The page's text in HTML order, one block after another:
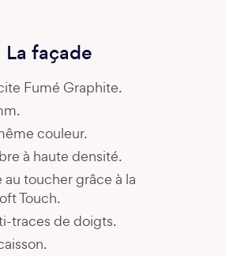
La façade
Fumé Graphite.
couleur.
à haute densité.
toucher grâce à la
Touch.
traces de doigts.